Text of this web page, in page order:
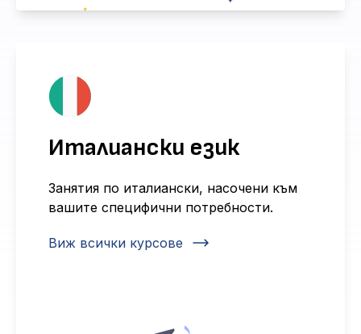
Италиански език
Занятия по италиански, насочени към
вашите специфични потребности.
Виж всички курсове